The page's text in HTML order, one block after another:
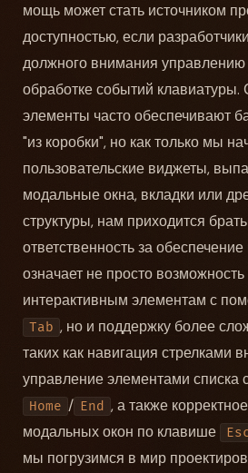
мощь может стать источником
доступностью, если
должного внимания
обработке событий
элементы часто обеспечивают
"из коробки", но как только мы
пользовательские виджеты,
модальные окна, вкладки или
структуры, нам приходится
ответственность за
означает не просто
интерактивным элементам с
Tab , но и поддержку более
таких как навигация стрелками
управление элементами
Home / End , а также
модальных окон по клавише
мы погрузимся в мир